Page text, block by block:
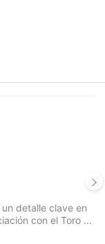
un detalle clave en
con el Toro ...